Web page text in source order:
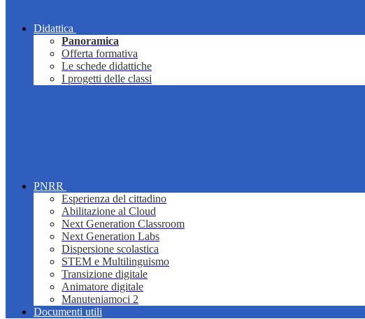
Didattica
Panoramica
Offerta formativa
Le schede didattiche
I progetti delle classi
PNRR
Esperienza del cittadino
Abilitazione al Cloud
Next Generation Classroom
Next Generation Labs
Dispersione scolastica
STEM e Multilinguismo
Transizione digitale
Animatore digitale
Manuteniamoci 2
Documenti utili